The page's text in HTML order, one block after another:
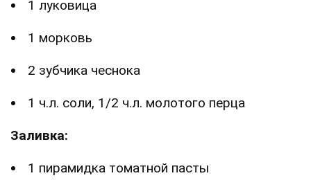
1 луковица
1 морковь
2 зубчика чеснока
1 ч.л. соли, 1/2 ч.л. молотого перца
Заливка:
1 пирамидка томатной пасты